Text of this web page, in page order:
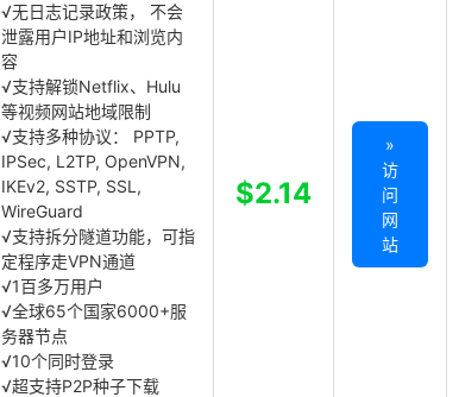
√无日志记录政策， 不会
泄露用户IP地址和浏览内
容
√支持解锁Netflix、Hulu
等视频网站地域限制
√支持多种协议： PPTP,
IPSec, L2TP, OpenVPN,
IKEv2, SSTP, SSL,
WireGuard
√支持拆分隧道功能，可指
定程序走VPN通道
√1百多万用户
√全球65个国家6000+服
务器节点
√10个同时登录
√超支持P2P种子下载
$2.14
»
访
问
网
站